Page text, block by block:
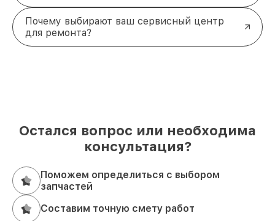
Почему выбирают ваш сервисный центр
для ремонта?
Остался вопрос или необходима
консультация?
Поможем определиться с выбором
запчастей
Составим точную смету работ